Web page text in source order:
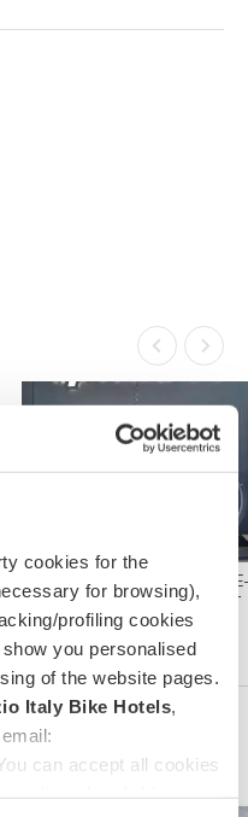
cookies for the
for browsing),
profiling cookies
you personalised
of the website pages.
Italy Bike Hotels
You can accept all cookies
EBIKE GRAVEL BERGAMONT
GRANDURANCE RD EXPERT
2021